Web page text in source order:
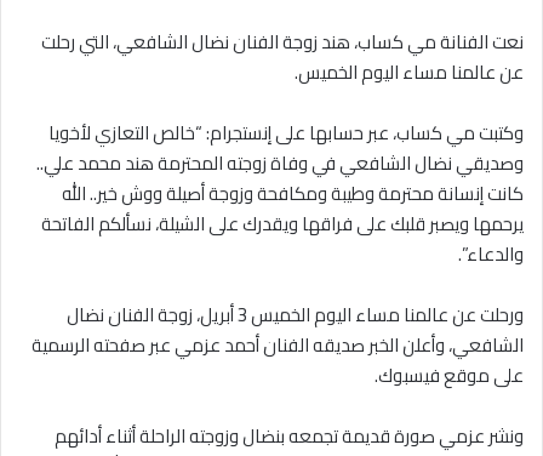
نعت الفنانة مي كساب، هند زوجة الفنان نضال الشافعي، التي رحلت
عن عالمنا مساء اليوم الخميس.
وكتبت مي كساب، عبر حسابها على إنستجرام: “خالص التعازي لأخويا
وصديقي نضال الشافعي في وفاة زوجته المحترمة هند محمد علي..
كانت إنسانة محترمة وطيبة ومكافحة وزوجة أصيلة ووش خير.. الله
يرحمها ويصبر قلبك على فراقها ويقدرك على الشيلة، نسألكم الفاتحة
والدعاء”.
ورحلت عن عالمنا مساء اليوم الخميس 3 أبريل، زوجة الفنان نضال
الشافعي، وأعلن الخبر صديقه الفنان أحمد عزمي عبر صفحته الرسمية
على موقع فيسبوك.
ونشر عزمي صورة قديمة تجمعه بنضال وزوجته الراحلة أثناء أدائهم